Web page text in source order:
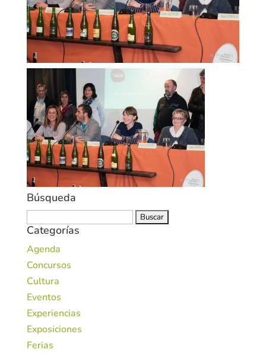
Búsqueda
Categorías
Agenda
Concursos
Cultura
Eventos
Experiencias
Exposiciones
Ferias